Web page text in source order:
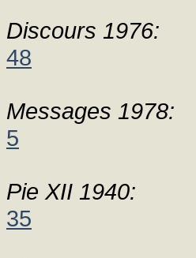
Discours 1976:
48
Messages 1978:
5
Pie XII 1940:
35